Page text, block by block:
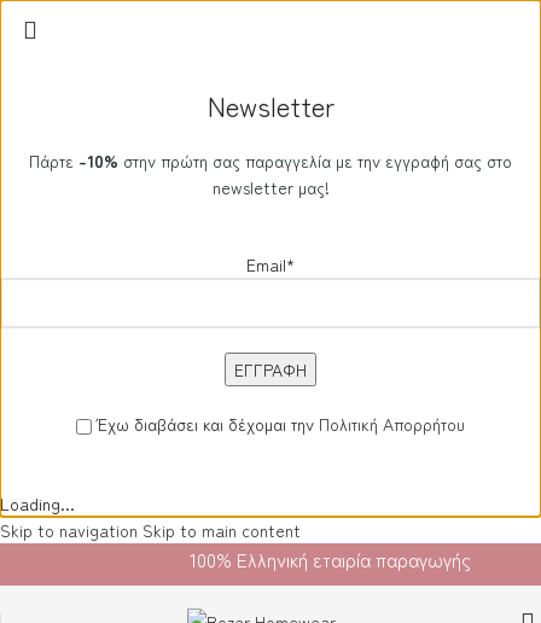
Newsletter
Πάρτε -10% στην πρώτη σας παραγγελία με την εγγραφή σας στο
newsletter μας!
Email*
Έχω διαβάσει και δέχομαι την Πολιτική Απορρήτου
Loading...
Skip to navigation Skip to main content
100% Ελληνική εταιρία παραγωγής